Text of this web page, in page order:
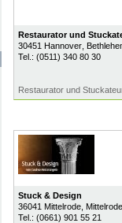
Restaurator und
30451 Hannover,
Tel.: (0511) 340 80 30
Restaurator und
Stuck & Design
36041 Mittelrode,
Tel.: (0661) 901 55 21